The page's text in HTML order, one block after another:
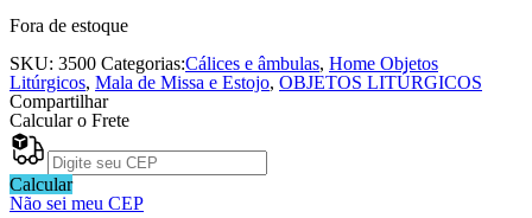
Fora de estoque
SKU: 3500 Categorias:Cálices e âmbulas, Home Objetos
Litúrgicos, Mala de Missa e Estojo, OBJETOS LITÚRGICOS
Compartilhar
Calcular o Frete
Calcular
Não sei meu CEP